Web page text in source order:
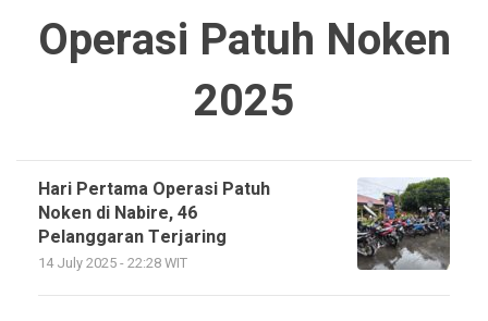
Operasi Patuh Noken
2025
Hari Pertama Operasi Patuh
Noken di Nabire, 46
Pelanggaran Terjaring
14 July 2025 - 22:28 WIT